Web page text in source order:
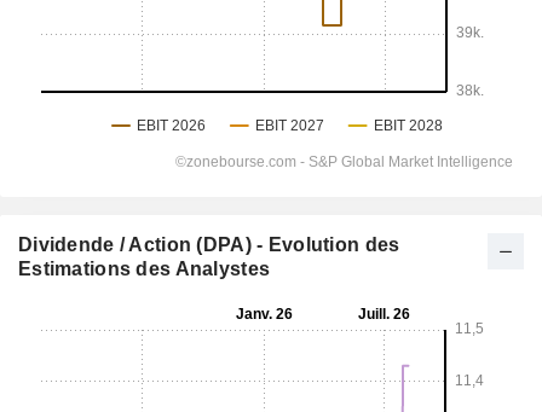
Dividende / Action (DPA) - Evolution des
Estimations des Analystes